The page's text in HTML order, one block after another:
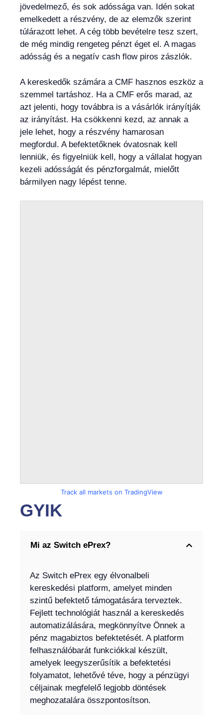
jövedelmező, és sok adóssága van. Idén sokat
emelkedett a részvény, de az elemzők szerint
túlárazott lehet. A cég több bevételre tesz szert,
de még mindig rengeteg pénzt éget el. A magas
adósság és a negatív cash flow piros zászlók.
A kereskedők számára a CMF hasznos eszköz a
szemmel tartáshoz. Ha a CMF erős marad, az
azt jelenti, hogy továbbra is a vásárlók irányítják
az irányítást. Ha csökkenni kezd, az annak a
jele lehet, hogy a részvény hamarosan
megfordul. A befektetőknek óvatosnak kell
lenniük, és figyelniük kell, hogy a vállalat hogyan
kezeli adósságát és pénzforgalmát, mielőtt
bármilyen nagy lépést tenne.
Track all markets on TradingView
GYIK
Mi az Switch ePrex?
Az Switch ePrex egy élvonalbeli
kereskedési platform, amelyet minden
szintű befektető támogatására terveztek.
Fejlett technológiát használ a kereskedés
automatizálására, megkönnyítve Önnek a
pénz magabiztos befektetését. A platform
felhasználóbarát funkciókkal készült,
amelyek leegyszerűsítik a befektetési
folyamatot, lehetővé téve, hogy a pénzügyi
céljainak megfelelő legjobb döntések
meghozatalára összpontosítson.